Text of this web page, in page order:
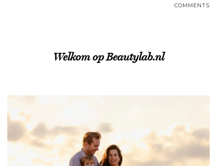
COMMENTS
Welkom op Beautylab.nl